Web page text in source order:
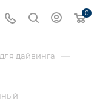
0
дайвинга —